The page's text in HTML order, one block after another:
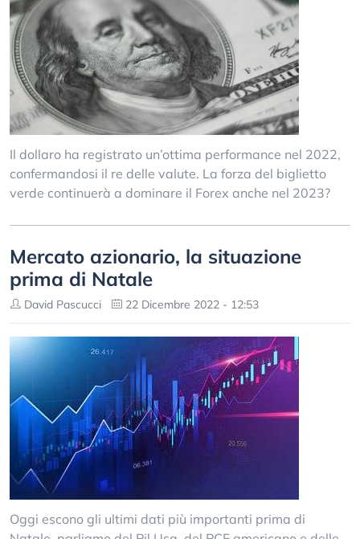
Il dollaro ha registrato un’ottima performance nel 2022,
confermandosi il re delle valute. La forza del biglietto
verde continuerà a dominare il Forex anche nel 2023?
Mercato azionario, la situazione
prima di Natale
David Pascucci 22 Dicembre 2022 - 12:53
Oggi escono gli ultimi dati più importanti prima di